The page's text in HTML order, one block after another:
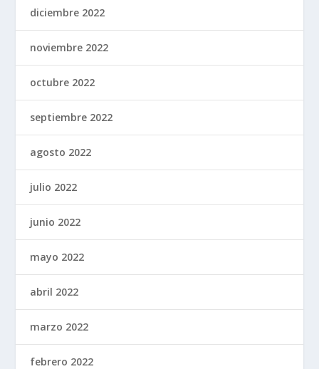
diciembre 2022
noviembre 2022
octubre 2022
septiembre 2022
agosto 2022
julio 2022
junio 2022
mayo 2022
abril 2022
marzo 2022
febrero 2022